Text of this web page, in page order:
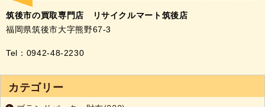
筑後市の買取専門店
リサイクルマート筑後店
福岡県筑後市大字熊野67-3
Tel：0942-48-2230
カテゴリー